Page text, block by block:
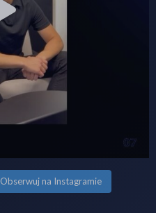
Obserwuj na Instagramie